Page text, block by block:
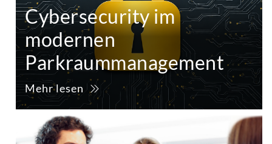
Cybersecurity im
modernen
Parkraummanagement
Mehr lesen